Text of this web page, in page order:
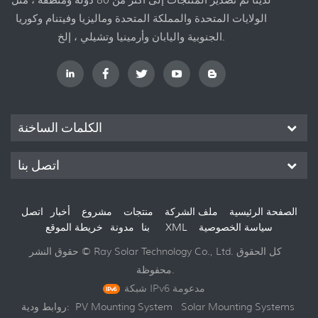
الولايات المتحدة والمملكة المتحدة وماليزيا وفيتنام وكوريا
الجنوبية واليابان وأرمينيا وتشيلي ، إلخ.
الكلمات الساخنة
اتصل بنا
الصفحة الرئيسية ملف الشركة منتجات مشروع أخبار
اتصل
بنا
مدونة XML
سياسة الخصوصية
حقوق النشر © Ray Solar Technology Co., Ltd. كل الحقوق
محفوظة.
شبكة IPv6 مدعومة
روابط ودية: PV Mounting System Solar Mounting Systems